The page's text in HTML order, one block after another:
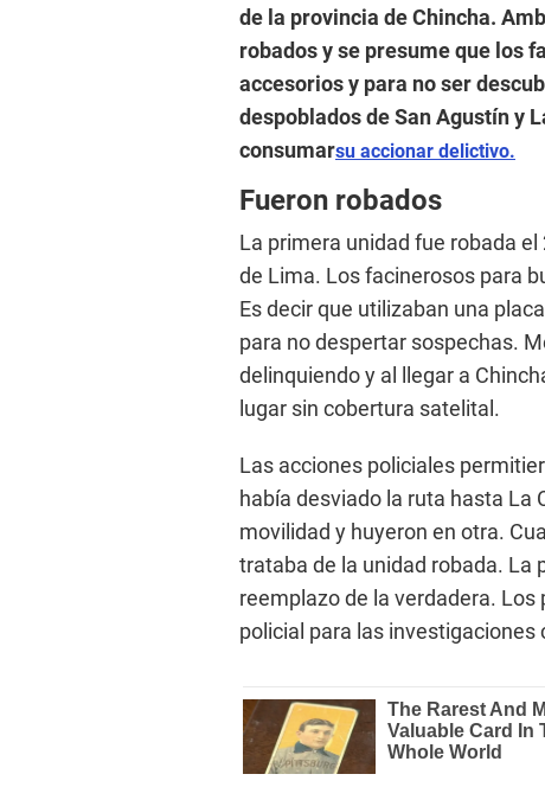
de la provincia de Chincha.
robados y se presume que los
accesorios y para no ser
despoblados de San Agustín y
consumarsu accionar delictivo.
Fueron robados
La primera unidad fue robada
de Lima. Los facinerosos para
Es decir que utilizaban una
para no despertar sospechas.
delinquiendo y al llegar a
lugar sin cobertura satelital.
Las acciones policiales
había desviado la ruta hasta La
movilidad y huyeron en otra.
trataba de la unidad robada. La
reemplazo de la verdadera.
policial para las investigaciones